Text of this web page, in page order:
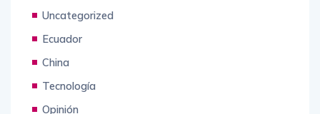
Uncategorized
Ecuador
China
Tecnología
Opinión